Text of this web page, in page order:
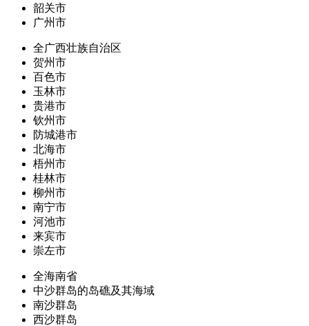
韶关市
广州市
全广西壮族自治区
贺州市
百色市
玉林市
贵港市
钦州市
防城港市
北海市
梧州市
桂林市
柳州市
南宁市
河池市
来宾市
崇左市
全海南省
中沙群岛的岛礁及其海域
南沙群岛
西沙群岛